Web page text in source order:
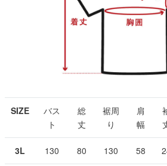
SIZE
バス
ト
総
丈
裾周
り
肩
幅
3L 130 80 130 58